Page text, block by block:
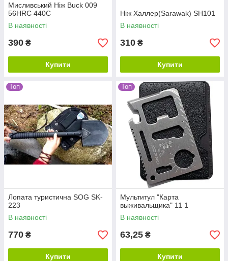
Мисливський Ніж Buck 009
56HRC 440C
В наявності
390 ₴
Купити
Ніж Халлер(Sarawak) SH101
В наявності
310 ₴
Купити
Топ
Лопата туристична SOG SK-
223
В наявності
770 ₴
Купити
Топ
Мультитул "Карта
выживальщика" 11 1
В наявності
63,25 ₴
Купити